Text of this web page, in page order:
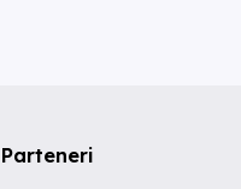
Parteneri